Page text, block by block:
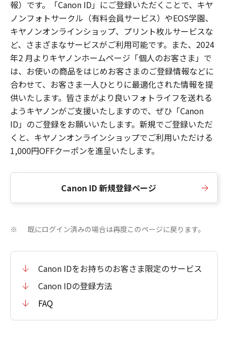
報）です。「Canon ID」にご登録いただくことで、キヤ
ノンフォトサークル（有料会員サービス）やEOS学園、
キヤノンオンラインショップ、プリント枚ルサービスな
ど、さまざまなサービスがご利用可能です。また、2024
年2 月よりキヤノンホームページ「個人のお客さま」で
は、お使いの商品をはじめお客さまのご登録情報などに
合わせて、お客さま一人ひとりに最適化された情報を提
供いたします。皆さまがより良いフォトライフを送れる
ようキヤノンがご支援いたしますので、ぜひ「Canon
ID」のご登録をお願いいたします。新規でご登録いただ
くと、キヤノンオンラインショップでご利用いただける
1,000円OFFクーポンを進呈いたします。
Canon ID 新規登録ページ
※ 既にログイン済みの場合は再度このページに戻ります。
Canon IDをお持ちのお客さま限定のサービス
Canon IDの登録方法
FAQ